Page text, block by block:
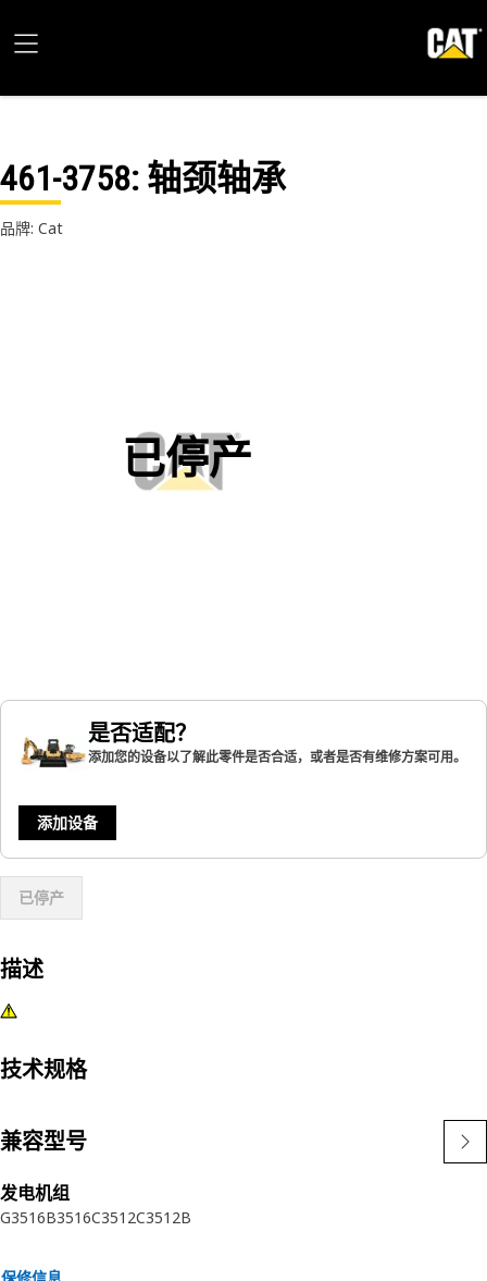
461-3758: 轴颈轴承
品牌: Cat
已停产
是否适配？
添加您的设备以了解此零件是否合适，或者是否有维修方案可用。
添加设备
已停产
描述
技术规格
兼容型号
发电机组
G3516B3516C3512C3512B